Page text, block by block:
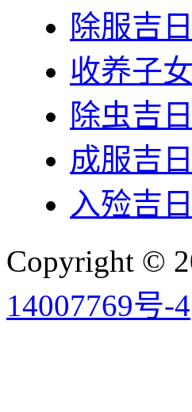
除服吉日
收养子
除虫吉日
成服吉日
入殓吉日
Copyright ©
14007769号-4